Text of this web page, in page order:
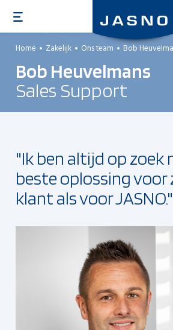
naar
inhoud
gaan
Home Zakelijk Ons team Bob
Bob Heuvelmans
Sales Support
"Ik ben altijd op zoek
beste oplossing voor
klant als voor JASNO."